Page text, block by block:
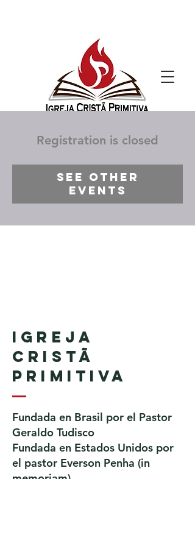
Registration is closed
See other
events
Igreja
Cristã
Primitiva
Fundada en Brasil por el Pastor
Geraldo Tudisco
Fundada en Estados Unidos por
el pastor Everson Penha ​(in
memoriam)